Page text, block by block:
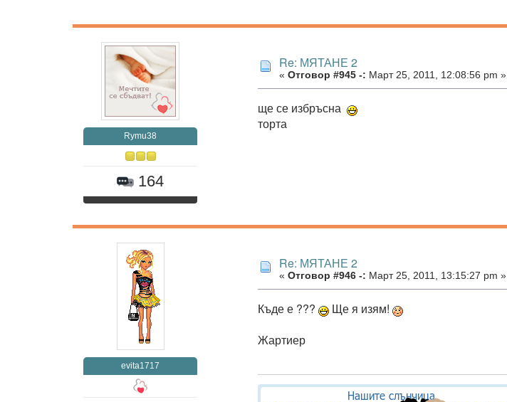
Rymu38
164
Re: МЯТАНЕ 2
« Отговор #945 -: Март 25, 2011, 12:08:56 pm »
ще се избръсна
торта
evita1717
Re: МЯТАНЕ 2
« Отговор #946 -: Март 25, 2011, 13:15:27 pm »
Къде е ???
Ще я изям!
Жартиер